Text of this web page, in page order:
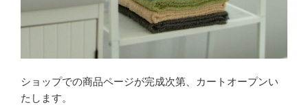
ショップでの商品ページが完成次第、カートオープンい
たします。